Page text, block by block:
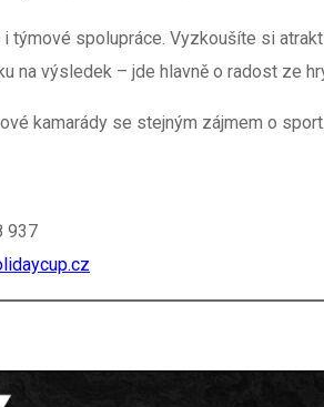
týmové spolupráce. Vyzkoušíte si
na výsledek – jde hlavně o radost ze
kamarády se stejným zájmem o
937